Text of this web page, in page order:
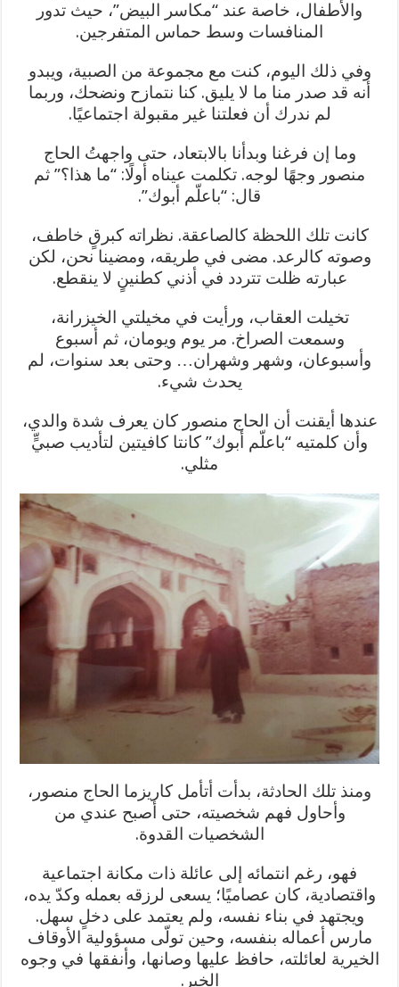
والأطفال، خاصة عند “مكاسر البيض”، حيث تدور
المنافسات وسط حماس المتفرجين.
وفي ذلك اليوم، كنت مع مجموعة من الصبية، ويبدو
أنه قد صدر منا ما لا يليق. كنا نتمازح ونضحك، وربما
لم ندرك أن فعلتنا غير مقبولة اجتماعيًا.
وما إن فرغنا وبدأنا بالابتعاد، حتى واجهتُ الحاج
منصور وجهًا لوجه. تكلمت عيناه أولًا: “ما هذا؟” ثم
قال: “باعلّم أبوك”.
كانت تلك اللحظة كالصاعقة. نظراته كبرقٍ خاطف،
وصوته كالرعد. مضى في طريقه، ومضينا نحن، لكن
عبارته ظلت تتردد في أذني كطنينٍ لا ينقطع.
تخيلت العقاب، ورأيت في مخيلتي الخيزرانة،
وسمعت الصراخ. مر يوم ويومان، ثم أسبوع
وأسبوعان، وشهر وشهران… وحتى بعد سنوات، لم
يحدث شيء.
عندها أيقنت أن الحاج منصور كان يعرف شدة والدي،
وأن كلمتيه “باعلّم أبوك” كانتا كافيتين لتأديب صبيٍّ
مثلي.
ومنذ تلك الحادثة، بدأت أتأمل كاريزما الحاج منصور،
وأحاول فهم شخصيته، حتى أصبح عندي من
الشخصيات القدوة.
فهو، رغم انتمائه إلى عائلة ذات مكانة اجتماعية
واقتصادية، كان عصاميًا؛ يسعى لرزقه بعمله وكدّ يده،
ويجتهد في بناء نفسه، ولم يعتمد على دخلٍ سهل.
مارس أعماله بنفسه، وحين تولّى مسؤولية الأوقاف
الخيرية لعائلته، حافظ عليها وصانها، وأنفقها في وجوه
الخير.